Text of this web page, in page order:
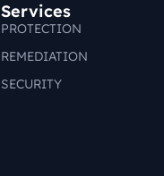
Services
PROTECTION
REMEDIATION
SECURITY